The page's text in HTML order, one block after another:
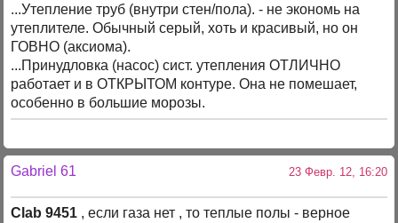
...Утепление труб (внутри стен/пола). - не экономь на
утеплителе. Обычный серый, хоть и красивый, но он
ГОВНО (аксиома).
...Принудловка (насос) сист. утепления ОТЛИЧНО
работает и в ОТКРЫТОМ контуре. Она не помешает,
особенно в большие морозы.
Gabriel 61 23 Февр. 12, 16:20
Clab 9451 , если газа нет , то теплые полы - верное